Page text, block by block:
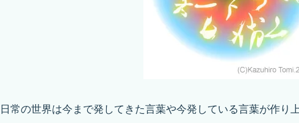
日常の世界は今まで発してきた言葉や今発している言葉が作り